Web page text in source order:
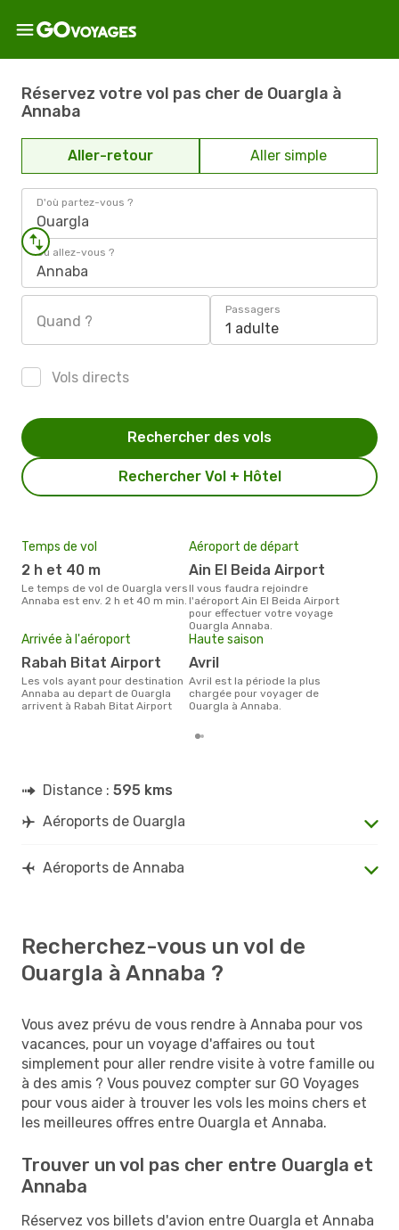
Réservez votre vol pas cher de Ouargla à
Annaba
Aller-retour Aller simple
D'où partez-vous ?
Ouargla
Où allez-vous ?
Annaba
Quand ?
Passagers
1 adulte
Vols directs
Rechercher Vol + Hôtel
Rechercher des vols
Temps de vol
2 h et 40 m
Le temps de vol de Ouargla vers
Annaba est env. 2 h et 40 m min.
Aéroport de départ
Ain El Beida Airport
Il vous faudra rejoindre
l'aéroport Ain El Beida Airport
pour effectuer votre voyage
Ouargla Annaba.
Arrivée à l'aéroport
Rabah Bitat Airport
Les vols ayant pour destination
Annaba au depart de Ouargla
arrivent à Rabah Bitat Airport
Haute saison
avril
avril est la période la plus
chargée pour voyager de
Ouargla à Annaba.
Distance : 595 kms
Aéroports de Ouargla
Aéroports de Annaba
Recherchez-vous un vol de
Ouargla à Annaba ?
Vous avez prévu de vous rendre à Annaba pour vos
vacances, pour un voyage d'affaires ou tout
simplement pour aller rendre visite à votre famille ou
à des amis ? Vous pouvez compter sur GO Voyages
pour vous aider à trouver les vols les moins chers et
les meilleures offres entre Ouargla et Annaba.
Trouver un vol pas cher entre Ouargla et
Annaba
Réservez vos billets d'avion entre Ouargla et Annaba